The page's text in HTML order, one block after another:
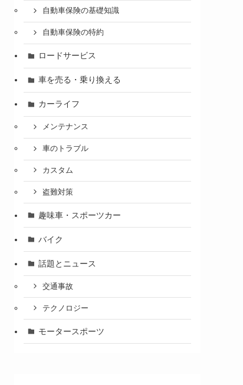
自動車保険の基礎知識
自動車保険の特約
ロードサービス
車を売る・乗り換える
カーライフ
メンテナンス
車のトラブル
カスタム
盗難対策
趣味車・スポーツカー
バイク
話題とニュース
交通事故
テクノロジー
モータースポーツ